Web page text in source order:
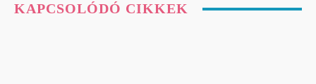
KAPCSOLÓDÓ CIKKEK